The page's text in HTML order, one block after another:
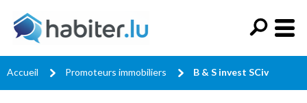
Accueil Promoteurs immobiliers B & S invest SCiv